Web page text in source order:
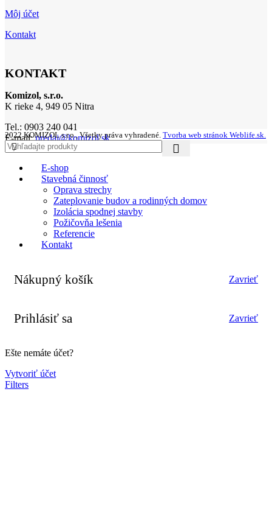
Môj účet
Kontakt
KONTAKT
Komizol, s.r.o.
K rieke 4, 949 05 Nitra
Tel.: 0903 240 041
E-mail:predaj@komizol.sk
2022 KOMIZOL s.r.o., Všetky práva vyhradené. Tvorba web stránok Weblife.sk.
E-shop
Stavebná činnosť
Oprava strechy
Zateplovanie budov a rodinných domov
Izolácia spodnej stavby
Požičovňa lešenia
Referencie
Kontakt
Nákupný košík Zavrieť
Prihlásiť sa Zavrieť
Ešte nemáte účet?
Vytvoriť účet
Filters